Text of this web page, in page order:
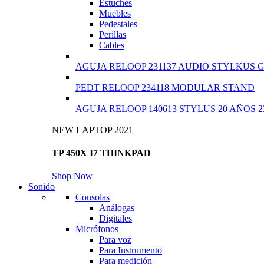
Estuches
Muebles
Pedestales
Perillas
Cables
AGUJA RELOOP 231137 AUDIO STYLKUS
PEDT RELOOP 234118 MODULAR STAND
AGUJA RELOOP 140613 STYLUS 20 AÑOS
NEW LAPTOP 2021
TP 450X I7 THINKPAD
Shop Now
Sonido
Consolas
Análogas
Digitales
Micrófonos
Para voz
Para Instrumento
Para medición